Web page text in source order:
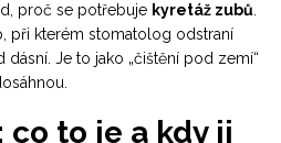
proč se potřebuje kyretáž zubů.
při kterém stomatolog odstraní
dásní. Je to jako „čištění pod zemí“
co to je a kdy ji